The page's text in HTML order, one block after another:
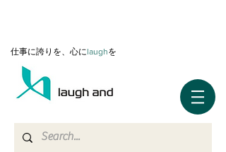
仕事に誇りを、心にlaughを